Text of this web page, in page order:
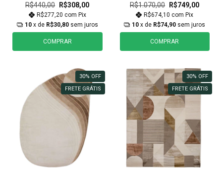
R$440,00 R$308,00
R$277,20 com Pix
10 x de R$30,80 sem juros
COMPRAR
R$1.070,00 R$749,00
R$674,10com Pix
10 x de R$74,90 sem juros
COMPRAR
30% OFF
FRETE GRÁTIS
30% OFF
FRETE GRÁTIS